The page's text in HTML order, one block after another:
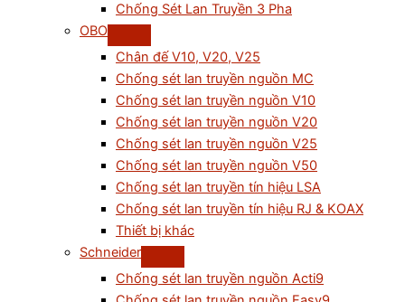
Chống Sét Lan Truyền 3 Pha
OBO
Chân đế V10, V20, V25
Chống sét lan truyền nguồn MC
Chống sét lan truyền nguồn V10
Chống sét lan truyền nguồn V20
Chống sét lan truyền nguồn V25
Chống sét lan truyền nguồn V50
Chống sét lan truyền tín hiệu LSA
Chống sét lan truyền tín hiệu RJ & KOAX
Thiết bị khác
Schneider
Chống sét lan truyền nguồn Acti9